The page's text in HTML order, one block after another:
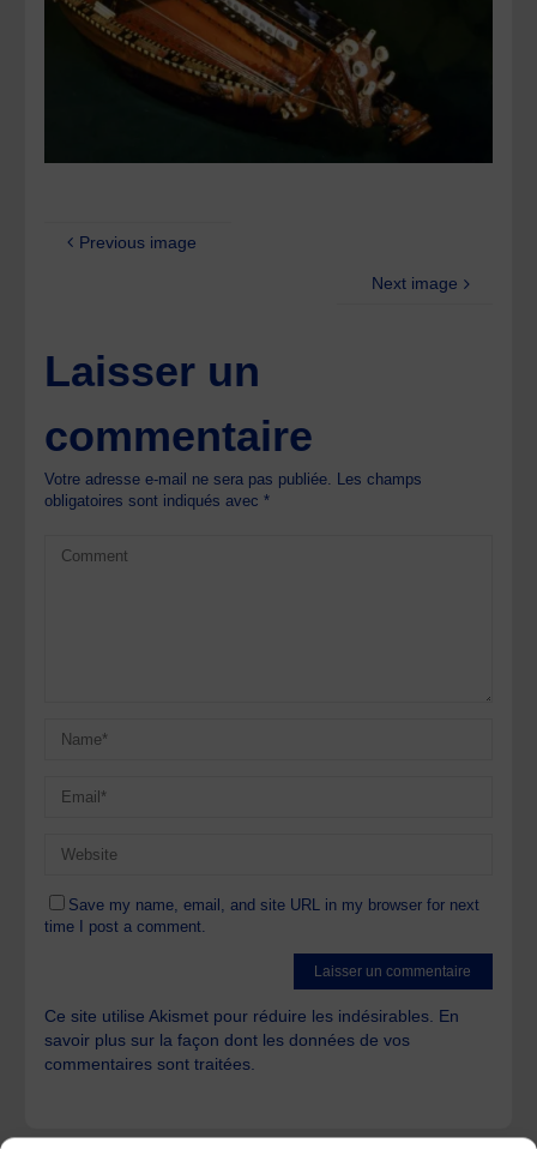
Previous image
Next image
Laisser un
commentaire
Votre adresse e-mail ne sera pas publiée. Les champs
obligatoires sont indiqués avec*
Save my name, email, and site URL in my browser for next
time I post a comment.
Ce site utilise Akismet pour réduire les indésirables. En
savoir plus sur la façon dont les données de vos
commentaires sont traitées.